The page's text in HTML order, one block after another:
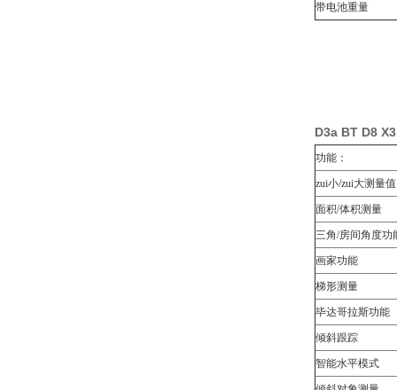
带电池重量
D3a BT D8
功能：
zui小/zui大测量值
面积/体积测量
三角/房间角度功
画家功能
梯形测量
毕达哥拉斯功能
倾斜跟踪
智能水平模式